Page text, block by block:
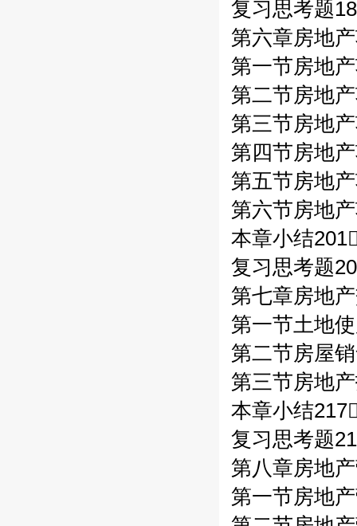
复习思考题
第六章房地
第一节房地
第二节房地
第三节房地
第四节房地
第五节房地
第六节房地
本章小结
复习思考题
第七章房地
第一节土地
第二节房屋
第三节房地
本章小结
复习思考题
第八章房地
第一节房地